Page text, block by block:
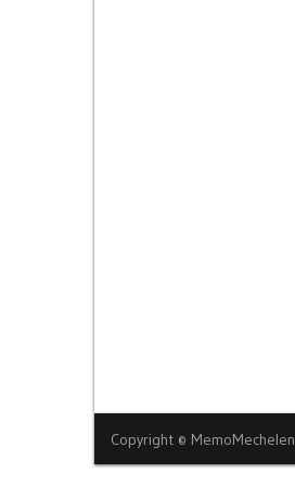
Copyright © MemoMechelen